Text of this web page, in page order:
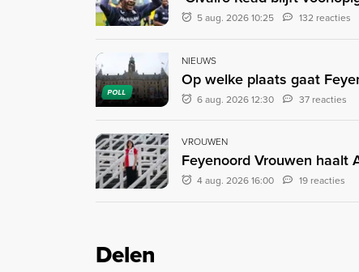
5 aug. 2026 10:25 132 reacties
POLL
NIEUWS
Op welke plaats gaat
6 aug. 2026 12:30 37 reacties
VROUWEN
Feyenoord Vrouwen haalt
4 aug. 2026 16:00 19 reacties
Delen